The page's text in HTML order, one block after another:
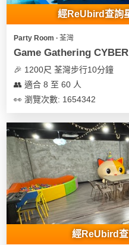
經ReUbird查詢
Party Room ∙ 荃灣
Game Gathering CYBER
🎉 1200尺 荃灣步行10分鐘
👥 適合 8 至 60 人
👀 瀏覽次數: 1654342
經ReUbird